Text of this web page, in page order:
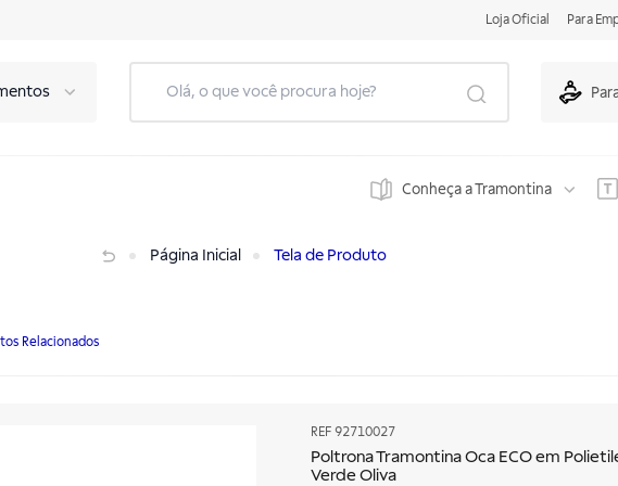
Loja Oficial Para
Conheça a Tramontina
Página Inicial Tela de Produto
Relacionados
REF 92710027
Poltrona Tramontina Oca ECO em
Verde Oliva